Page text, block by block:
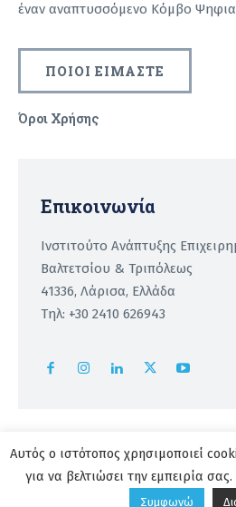
έναν αναπτυσσόμενο Κόμβο
ΠΟΙΟΙ ΕΙΜΑΣΤΕ
Όροι Χρήσης
Επικοινωνία
Ινστιτούτο Ανάπτυξης
Βαλτετσίου & Τριπόλεως
41336, Λάρισα, Ελλάδα
Τηλ: +30 2410 626943
Copyright 2026 | powered by
Αυτός ο ιστότοπος χρησιμοποιεί
για να βελτιώσει την εμπειρία σας.
Συμφωνώ